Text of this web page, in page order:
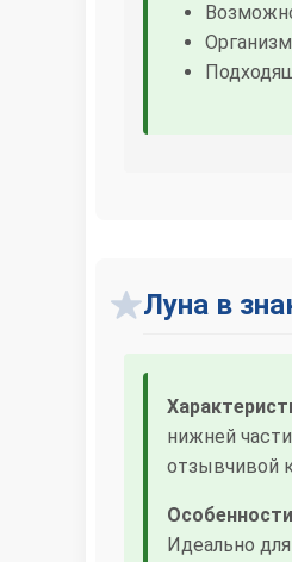
Луна в
нижней
отзывчивой
Идеально